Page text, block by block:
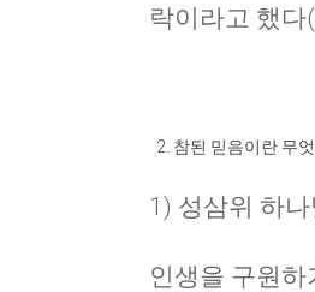
락이라고 했다
참된 믿음이란 무
1) 성삼위 하
인생을 구원